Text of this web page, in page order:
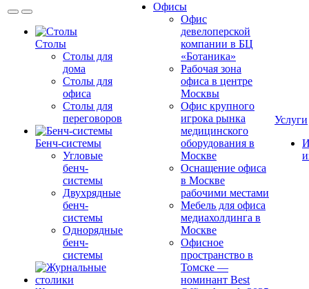
Столы
Столы для
дома
Столы для
офиса
Столы для
переговоров
Бенч-системы
Угловые
бенч-
системы
Двухрядные
бенч-
системы
Однорядные
бенч-
системы
Офисы
Офис
девелоперской
компании в БЦ
«Ботаника»
Рабочая зона
офиса в центре
Москвы
Офис крупного
игрока рынка
медицинского
оборудования в
Москве
Оснащение офиса
в Москве
рабочими местами
Мебель для офиса
медиахолдинга в
Москве
Офисное
пространство в
Томске —
номинант Best
Услуги